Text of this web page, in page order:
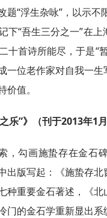
题“浮生杂咏”，以示
下“吾生三分之一”在
十首诗所能尽，于是“
一位老作家对自我一
值。
乐”》（刊于2013年1月
，勾画施蛰存在金石
出版写起：《施蛰存
种重要金石著述，《
门的金石学重新显出